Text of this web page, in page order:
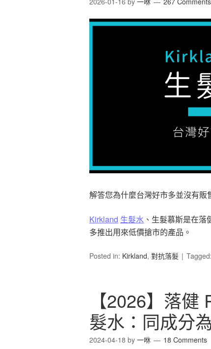
解答您為什麼台灣好市多並沒有販
Kirkland 生髮水 、生髮慕斯是在落
多推出用來低價搶市的產品。
Posted in: Kirkland, 對抗落髮 Tagged:
【2026】落
髮水：同成分
2024-04-18 by 一咻 18 Comments